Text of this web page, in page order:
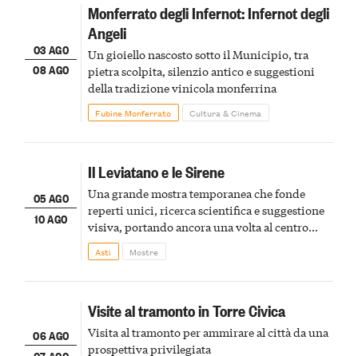
03 AGO
08 AGO
Monferrato degli Infernot: Infernot degli
Angeli
Un gioiello nascosto sotto il Municipio, tra
pietra scolpita, silenzio antico e suggestioni
della tradizione vinicola monferrina
Fubine Monferrato Cultura & Cinema
05 AGO
10 AGO
Il Leviatano e le Sirene
Una grande mostra temporanea che fonde
reperti unici, ricerca scientifica e suggestione
visiva, portando ancora una volta al centro
della scena le meraviglie del passato astigiano
Asti Mostre
06 AGO
Visite al tramonto in Torre Civica
Visita al tramonto per ammirare al città da una
prospettiva privilegiata